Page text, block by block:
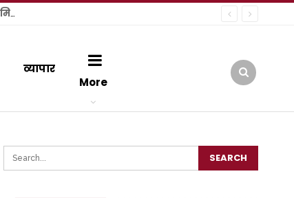
वरिष्ठ अधिवक्ता अमरीश अग्रवाल की दमदार पैरवी से कमजोर पड़ी अभियोजन की दलील, फर्जी शस्त्र लाइसेंस मामले में पूर्व पार्षद को मिली जमानत
व्यापार
More